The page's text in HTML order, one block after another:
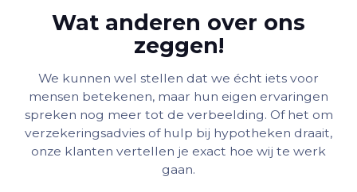
Wat anderen over ons
zeggen!
We kunnen wel stellen dat we écht iets voor
mensen betekenen, maar hun eigen ervaringen
spreken nog meer tot de verbeelding. Of het om
verzekeringsadvies of hulp bij hypotheken draait,
onze klanten vertellen je exact hoe wij te werk
gaan.